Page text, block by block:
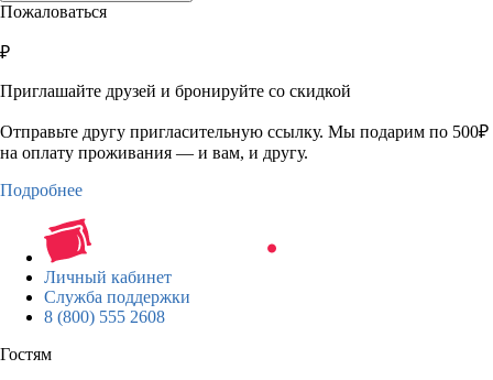
Пожаловаться
₽
Приглашайте друзей и бронируйте со скидкой
Отправьте другу пригласительную ссылку. Мы подарим по 500₽
на оплату проживания — и вам, и другу.
Подробнее
Личный кабинет
Служба поддержки
8 (800) 555 2608
Гостям